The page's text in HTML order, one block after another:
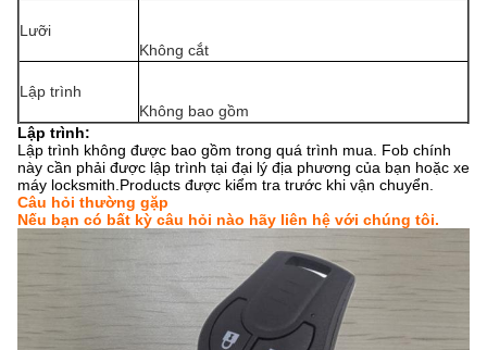
Lưỡi
Không cắt
Lập trình
Không bao gồm
Lập trình:
Lập trình không được bao gồm trong quá trình mua.
Fob chính
này cần phải được lập trình tại đại lý địa phương của bạn hoặc xe
máy locksmith.Products được kiểm tra trước khi vận chuyển.
Câu hỏi thường gặp
Nếu bạn có bất kỳ câu hỏi nào hãy liên hệ với chúng tôi.